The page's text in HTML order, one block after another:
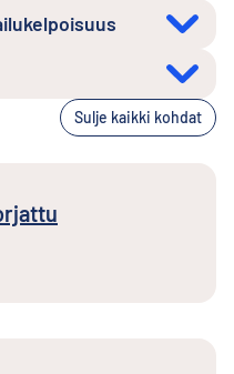
Sulje kaikki kohdat